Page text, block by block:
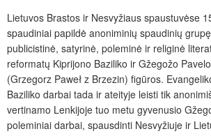
Lietuvos Brastos ir Nesvyžiaus spaustuvėse
spaudiniai papildė anoniminių spaudinių
publicistinė, satyrinė, poleminė ir religinė
reformatų Kiprijono Baziliko ir Gžegožo
(Grzegorz Paweł z Brzezin) figūros.
Baziliko darbai tada ir ateityje leisti tik
vertinamo Lenkijoje tuo metu gyvenusio
poleminiai darbai, spausdinti Nesvyžiuje ir